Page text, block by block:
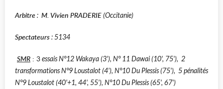
Arbitre: M. Vivien PRADERIE(Occitanie)
Spectateurs: 5134
SMR : 3essais N°12 Wakaya (3'), N° 11 Dawai (10', 75'), 2
transformations N°9 Loustalot (4'), N°10 Du Plessis (75'), 5 pénalités
N°9 Loustalot (40'+1, 44', 55'), N°10 Du Plessis (65', 67')